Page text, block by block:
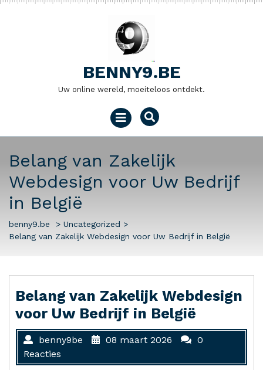
Naar
BENNY9.BE
Uw online wereld, moeiteloos ontdekt.
Menu
openen
Belang van Zakelijk
Webdesign voor Uw Bedrijf
in België
benny9.be > Uncategorized >
Belang van Zakelijk Webdesign voor Uw Bedrijf in België
Belang van Zakelijk Webdesign
voor Uw Bedrijf in België
benny9be 08 maart 2026
0
Reacties